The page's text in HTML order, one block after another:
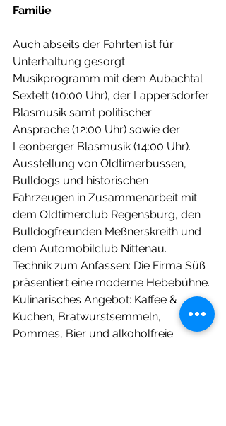
Familie
Auch abseits der Fahrten ist für
Unterhaltung gesorgt:
Musikprogramm mit dem Aubachtal
Sextett (10:00 Uhr), der Lappersdorfer
Blasmusik samt politischer
Ansprache (12:00 Uhr) sowie der
Leonberger Blasmusik (14:00 Uhr).
Ausstellung von Oldtimerbussen,
Bulldogs und historischen
Fahrzeugen in Zusammenarbeit mit
dem Oldtimerclub Regensburg, den
Bulldogfreunden Meßnerskreith und
dem Automobilclub Nittenau.
Technik zum Anfassen: Die Firma Süß
präsentiert eine moderne Hebebühne.
Kulinarisches Angebot: Kaffee &
Kuchen, Bratwurstsemmeln,
Pommes, Bier und alkoholfreie